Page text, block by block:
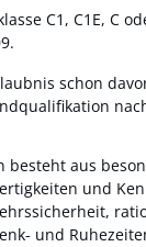
C1, C1E, C
schon
besteht aus
und
rheit,
und